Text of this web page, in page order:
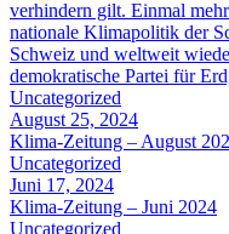
verhindern gilt. Einmal
nationale Klimapolitik der
Schweiz und weltweit
demokratische Partei für
Uncategorized
August 25, 2024
Klima-Zeitung – August
Uncategorized
Juni 17, 2024
Klima-Zeitung – Juni 2024
Uncategorized